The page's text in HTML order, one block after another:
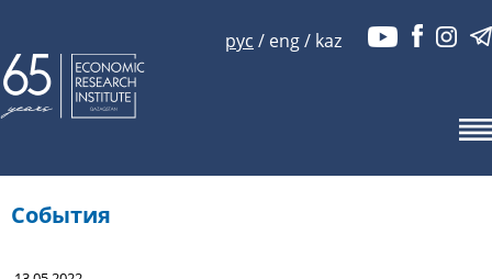
рус / eng/ kaz
События